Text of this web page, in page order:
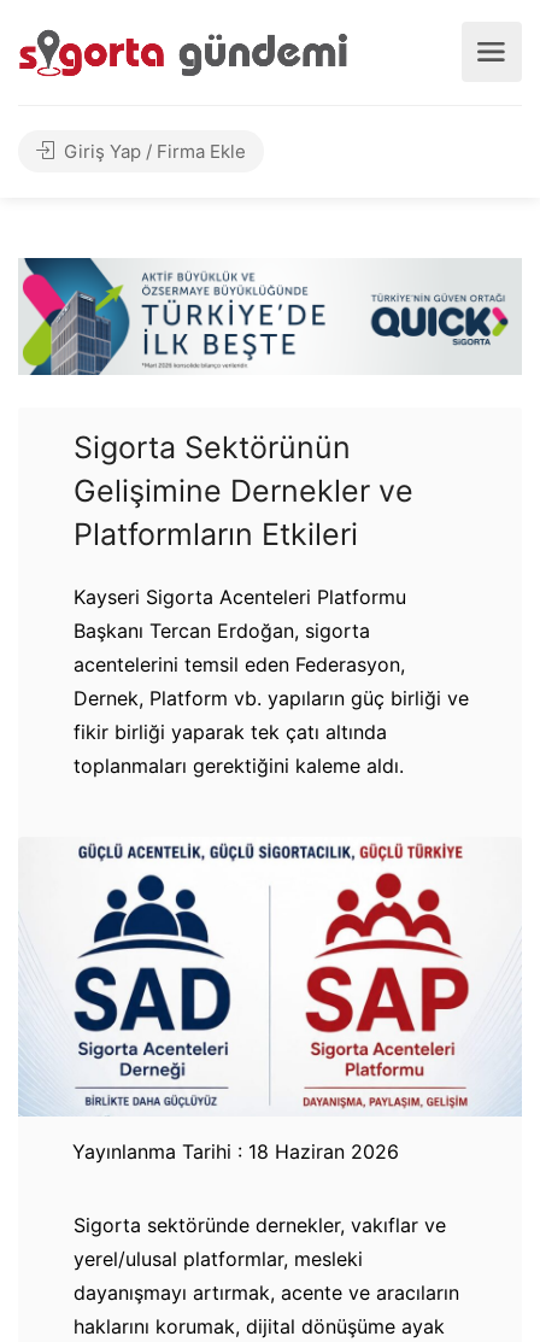
Giriş Yap / Firma Ekle
Sigorta Sektörünün
Gelişimine Dernekler ve
Platformların Etkileri
Kayseri Sigorta Acenteleri Platformu
Başkanı Tercan Erdoğan, sigorta
acentelerini temsil eden Federasyon,
Dernek, Platform vb. yapıların güç birliği ve
fikir birliği yaparak tek çatı altında
toplanmaları gerektiğini kaleme aldı.
Yayınlanma Tarihi : 18 Haziran 2026
Sigorta sektöründe dernekler, vakıflar ve
yerel/ulusal platformlar, mesleki
dayanışmayı artırmak, acente ve aracıların
haklarını korumak, dijital dönüşüme ayak